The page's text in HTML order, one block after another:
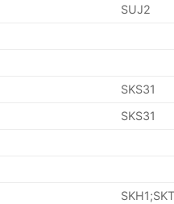
SUJ2
SKS31
SKS31